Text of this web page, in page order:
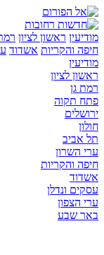
ראשון לציון רמת גן
אשדוד עסקים
לציון
ונדלן